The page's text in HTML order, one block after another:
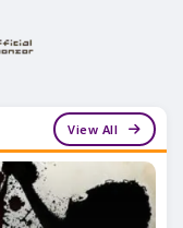
View All